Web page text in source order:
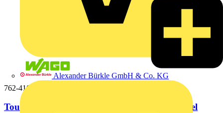
Alexander Bürkle GmbH & Co. KG
762-4103
Touch Panel 600,17,8 cm (7,0"),800 x 480 Pixel